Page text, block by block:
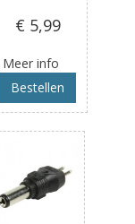
€ 5,99
Meer info
Bestellen